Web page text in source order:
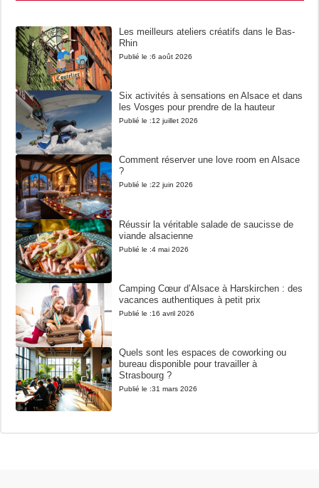
Les meilleurs ateliers créatifs dans le Bas-
Rhin
Publié le :6 août 2026
Six activités à sensations en Alsace et dans
les Vosges pour prendre de la hauteur
Publié le :12 juillet 2026
Comment réserver une love room en Alsace
?
Publié le :22 juin 2026
Réussir la véritable salade de saucisse de
viande alsacienne
Publié le :4 mai 2026
Camping Cœur d’Alsace à Harskirchen : des
vacances authentiques à petit prix
Publié le :16 avril 2026
Quels sont les espaces de coworking ou
bureau disponible pour travailler à
Strasbourg ?
Publié le :31 mars 2026